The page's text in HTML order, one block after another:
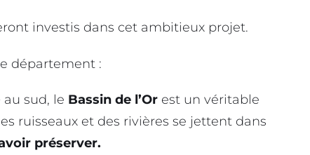
investis dans cet ambitieux projet.
département :
sud, le Bassin de l’Or est un véritable
ruisseaux et des rivières se jettent dans
préserver.